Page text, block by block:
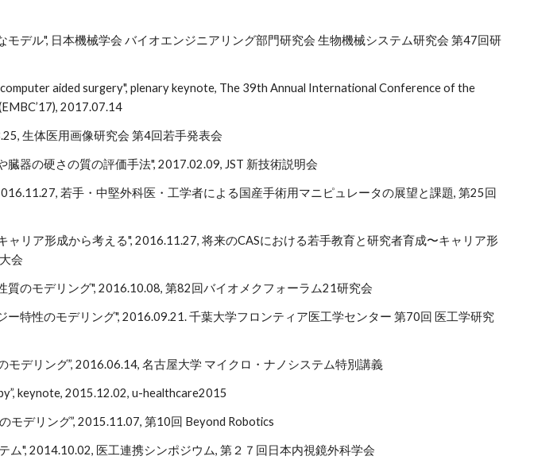
モデル", 日本機械学会 バイオエンジニアリング部門研究会 生物機械システム研究会 第47回研
aided surgery", plenary keynote, The 39th Annual International Conference of the
2017.07.14
生体医用画像研究会 第4回若手発表会
器の硬さの質の評価手法", 2017.02.09, JST 新技術説明会
若手・中堅外科医・工学者による国産手術用マニピュレータの展望と課題, 第25回
ャリア形成から考える", 2016.11.27, 将来のCASにおける若手教育と研究者育成〜キャリア形
会
質のモデリング", 2016.10.08, 第82回バイオメクフォーラム21研究会
ー特性のモデリング", 2016.09.21. 千葉大学フロンティア医工学センター 第70回 医工学研究
モデリング”, 2016.06.14, 名古屋大学 マイクロ・ナノシステム特別講義
keynote, 2015.12.02, u-healthcare2015
モデリング”, 2015.11.07, 第10回 Beyond Robotics
ム", 2014.10.02, 医工連携シンポジウム, 第２７回日本内視鏡外科学会